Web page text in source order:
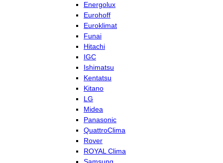
Energolux
Eurohoff
Euroklimat
Funai
Hitachi
IGC
Ishimatsu
Kentatsu
Kitano
LG
Midea
Panasonic
QuattroClima
Rover
ROYAL Clima